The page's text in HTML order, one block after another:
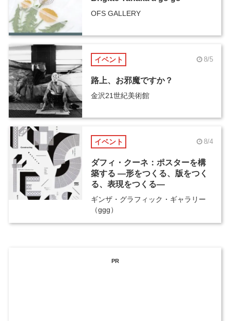
OFS GALLERY
イベント 8/5
路上、お邪魔ですか？
金沢21世紀美術館
イベント 8/4
ダフィ・クーネ：ポスターを構
築する ―形をつくる、版をつく
る、表現をつくる―
ギンザ・グラフィック・ギャラリー
（ggg）
PR